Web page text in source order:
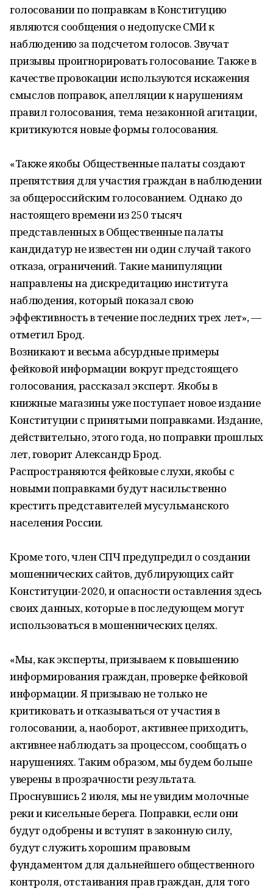
голосовании по поправкам в Конституцию
являются сообщения о недопуске СМИ к
наблюдению за подсчетом голосов. Звучат
призывы проигнорировать голосование. Также в
качестве провокации используются искажения
смыслов поправок, апелляции к нарушениям
правил голосования, тема незаконной агитации,
критикуются новые формы голосования.
«Также якобы Общественные палаты создают
препятствия для участия граждан в наблюдении
за общероссийским голосованием. Однако до
настоящего времени из 250 тысяч
представленных в Общественные палаты
кандидатур не известен ни один случай такого
отказа, ограничений. Такие манипуляции
направлены на дискредитацию института
наблюдения, который показал свою
эффективность в течение последних трех лет», —
отметил Брод.
Возникают и весьма абсурдные примеры
фейковой информации вокруг предстоящего
голосования, рассказал эксперт. Якобы в
книжные магазины уже поступает новое издание
Конституции с принятыми поправками. Издание,
действительно, этого года, но поправки прошлых
лет, говорит Александр Брод.
Распространяются фейковые слухи, якобы с
новыми поправками будут насильственно
крестить представителей мусульманского
населения России.
Кроме того, член СПЧ предупредил о создании
мошеннических сайтов, дублирующих сайт
Конституции-2020, и опасности оставления здесь
своих данных, которые в последующем могут
использоваться в мошеннических целях.
«Мы, как эксперты, призываем к повышению
информирования граждан, проверке фейковой
информации. Я призываю не только не
критиковать и отказываться от участия в
голосовании, а, наоборот, активнее приходить,
активнее наблюдать за процессом, сообщать о
нарушениях. Таким образом, мы будем больше
уверены в прозрачности результата.
Проснувшись 2 июля, мы не увидим молочные
реки и кисельные берега. Поправки, если они
будут одобрены и вступят в законную силу,
будут служить хорошим правовым
фундаментом для дальнейшего общественного
контроля, отстаивания прав граждан, для того